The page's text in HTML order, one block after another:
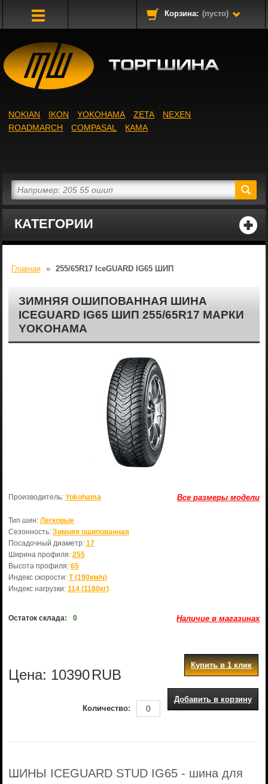
Корзина: (пусто)
КАТЕГОРИИ
NOKIAN IKON YOKOHAMA ZETA
NEXEN
ROADMARCH
COMPASAL КАМА
Главная » 255/65R17 IceGUARD IG65 ШИП
ЗИМНЯЯ ОШИПОВАННАЯ ШИНА
ICEGUARD IG65 ШИП 255/65R17 МАРКИ
YOKOHAMA
Все размеры модели
Производитель: Yokohama
Тип шин: Легковые
Сезонность: Зимняя ошипованная
Посадочный диаметр: 17
Ширина профиля: 255
Высота профиля: 65
Индекс скорости: T (190км/ч)
Индекс нагрузки: 114 (1180кг)
Остаток склада: 0 Наличие в магазинах
Цена: 10390RUB
Купить в 1 клик
Добавить в корзину
Количество:
ШИНЫ ICEGUARD STUD IG65 - шина для